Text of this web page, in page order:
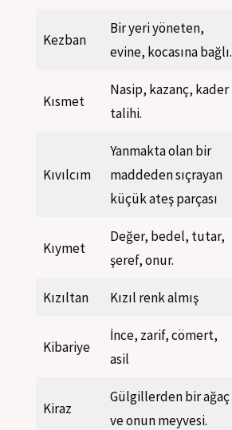
Kezban
Bir yeri yöneten,
evine, kocasına bağlı.
Kısmet
Nasip, kazanç, kader
talihi.
Kıvılcım
Yanmakta olan bir
maddeden sıçrayan
küçük ateş parçası
Kıymet
Değer, bedel, tutar,
şeref, onur.
Kızıltan Kızıl renk almış
Kibariye
İnce, zarif, cömert,
asil
Kiraz
Gülgillerden bir ağaç
ve onun meyvesi.